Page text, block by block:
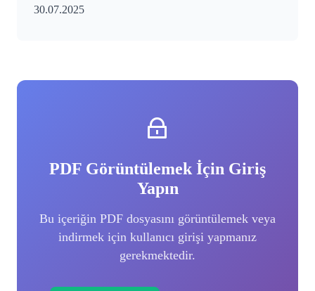
30.07.2025
PDF Görüntülemek İçin Giriş
Yapın
Bu içeriğin PDF dosyasını görüntülemek veya
indirmek için kullanıcı girişi yapmanız
gerekmektedir.